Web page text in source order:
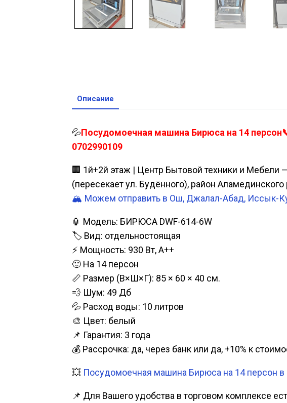
Описание
💦Посудомоечная машина Бирюса на 14
0702990109
🏢 1й+2й этаж | Центр Бытовой техники и
(пересекает ул. Будённого), район
🏔️ Можем отправить в Ош, Джалал-Абад, Иссык-
🏮 Модель: БИРЮСА DWF-614-6W
🏷️ Вид: отдельностоящая
⚡ Мощность: 930 Вт, А++
🙂 На 14 персон
📏 Размер (В×Ш×Г): 85 × 60 × 40 см.
💨 Шум: 49 Дб
💦 Расход воды: 10 литров
🎨 Цвет: белый
📌 Гарантия: 3 года
💰 Рассрочка: да, через банк или да, +10% к
💥 Посудомоечная машина Бирюса на 14 персон в
📌 Для Вашего удобства в торговом комплексе